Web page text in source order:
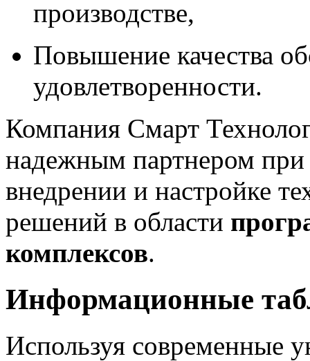
производстве,
Повышение качества
удовлетворенности.
Компания Смарт
надежным партнером при
внедрении и настройке
решений в области
комплексов.
Информационные
Используя современные